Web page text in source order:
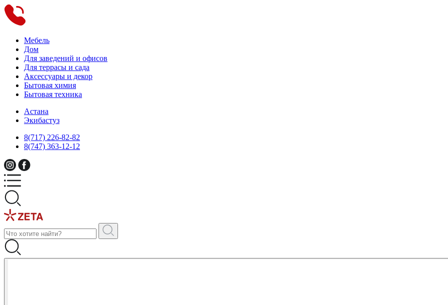
Мебель
Дом
Для заведений и офисов
Для террасы и сада
Аксессуары и декор
Бытовая химия
Бытовая техника
Астана
Экибастуз
8(717) 226-82-82
8(747) 363-12-12